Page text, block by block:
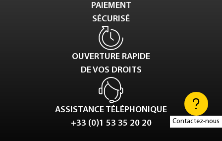
Contactez-nous
PAIEMENT
SÉCURISÉ
OUVERTURE RAPIDE
DE VOS DROITS
ASSISTANCE TÉLÉPHONIQUE
+33 (0)1 53 35 20 20